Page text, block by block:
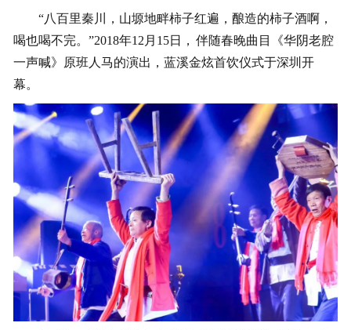
“八百里秦川，山塬地畔柿子红遍，酿造的柿子酒啊，
喝也喝不完。”2018年12月15日， 伴随春晚曲目《华阴老腔
一声喊》原班人马的演出，蓝溪金炫首饮仪式于深圳开
幕。